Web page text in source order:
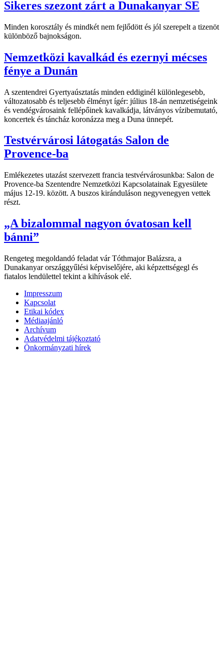
Sikeres szezont zárt a Dunakanyar SE
Minden korosztály és mindkét nem fejlődött és jól szerepelt a tizenöt
különböző bajnokságon.
Nemzetközi kavalkád és ezernyi mécses
fénye a Dunán
A szentendrei Gyertyaúsztatás minden eddiginél különlegesebb,
változatosabb és teljesebb élményt ígér: július 18-án nemzetiségeink
és vendégvárosaink fellépőinek kavalkádja, látványos vízibemutató,
koncertek és táncház koronázza meg a Duna ünnepét.
Testvérvárosi látogatás Salon de
Provence-ba
Emlékezetes utazást szervezett francia testvérvárosunkba: Salon de
Provence-ba Szentendre Nemzetközi Kapcsolatainak Egyesülete
május 12-19. között. A buszos kiránduláson negyvenegyen vettek
részt.
„A bizalommal nagyon óvatosan kell
bánni”
Rengeteg megoldandó feladat vár Tóthmajor Balázsra, a
Dunakanyar országgyűlési képviselőjére, aki képzettségegl és
fiatalos lendülettel tekint a kihívások elé.
Impresszum
Kapcsolat
Etikai kódex
Médiaajánló
Archívum
Adatvédelmi tájékoztató
Önkormányzati hírek